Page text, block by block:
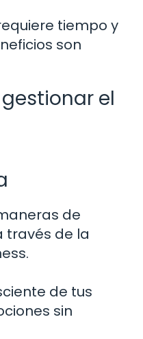
tiempo y
son
el
de
través de la
de tus
sin